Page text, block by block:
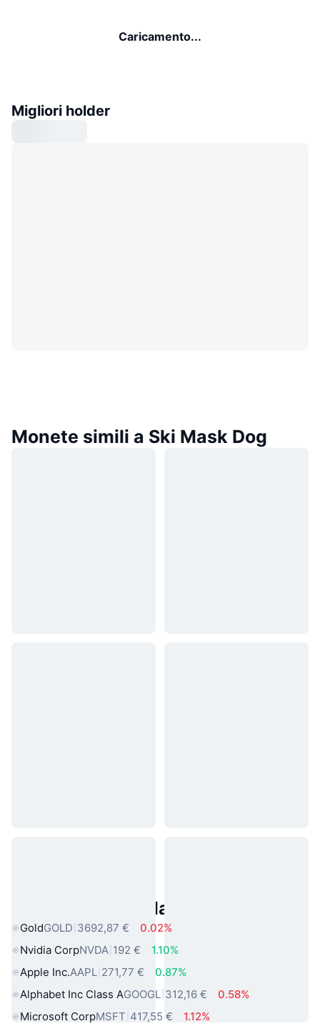
Caricamento...
Migliori holder
Monete simili a Ski Mask Dog
Asset reali popolari
GoldGOLD 3692,87 €
0.02%
Nvidia CorpNVDA 192 €
1.10%
Apple Inc.AAPL 271,77 €
0.87%
Alphabet Inc Class AGOOGL 312,16 €
0.58%
Microsoft CorpMSFT 417,55 € 1.12%